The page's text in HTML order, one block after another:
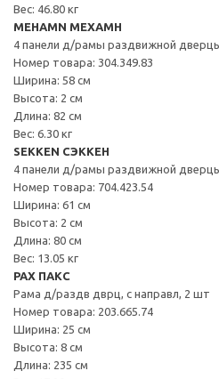
Вес: 46.80 кг
MEHAMN МЕХАМН
4 панели д/рамы раздвижной
Номер товара: 304.349.83
Ширина: 58 см
Высота: 2 см
Длина: 82 см
Вес: 6.30 кг
SEKKEN СЭККЕН
4 панели д/рамы раздвижной
Номер товара: 704.423.54
Ширина: 61 см
Высота: 2 см
Длина: 80 см
Вес: 13.05 кг
PAX ПАКС
Рама д/раздв дврц, с направл, 2 шт
Номер товара: 203.665.74
Ширина: 25 см
Высота: 8 см
Длина: 235 см